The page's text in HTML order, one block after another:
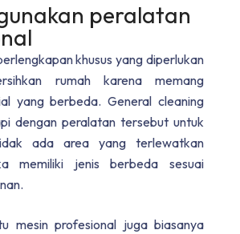
peralatan
khusus yang diperlukan
rumah karena memang
yang berbeda. General cleaning
dengan peralatan tersebut untuk
ada area yang terlewatkan
memiliki jenis berbeda sesuai
mesin profesional juga biasanya